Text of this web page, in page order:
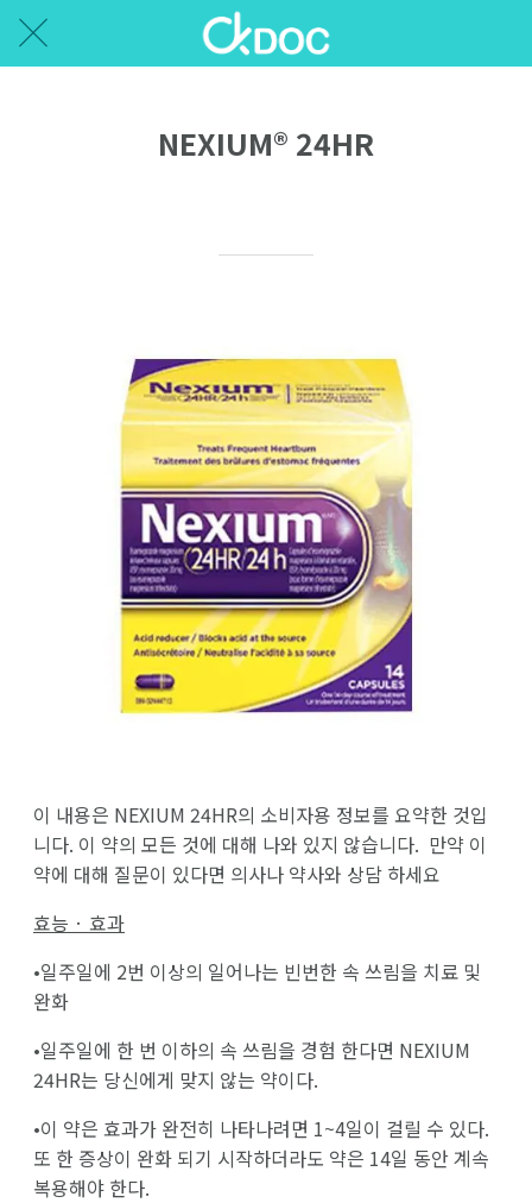
NEXIUM® 24HR
이 내용은 NEXIUM 24HR의 소비자용 정보를 요약한 것입
니다. 이 약의 모든 것에 대해 나와 있지 않습니다. 만약 이
약에 대해 질문이 있다면 의사나 약사와 상담 하세요
효능 · 효과
•일주일에 2번 이상의 일어나는 빈번한 속 쓰림을 치료 및
완화
•일주일에 한 번 이하의 속 쓰림을 경험 한다면 NEXIUM
24HR는 당신에게 맞지 않는 약이다.
•이 약은 효과가 완전히 나타나려면 1~4일이 걸릴 수 있다.
또 한 증상이 완화 되기 시작하더라도 약은 14일 동안 계속
복용해야 한다.